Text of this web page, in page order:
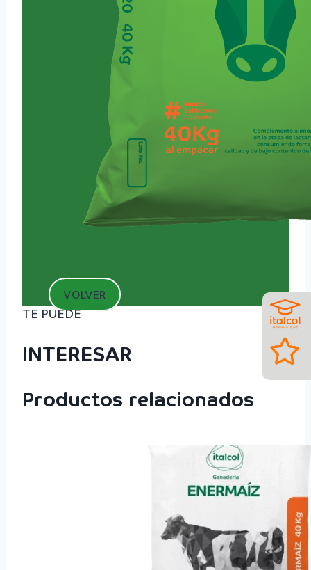
VOLVER
TE PUEDE
INTERESAR
Productos relacionados